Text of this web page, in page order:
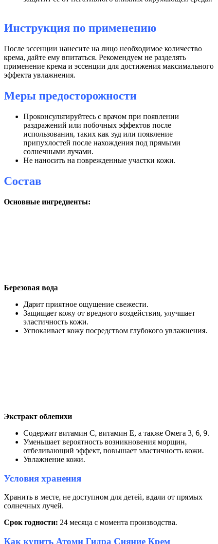
Инструкция по применению
После эссенции нанесите на лицо необходимое количество
крема, дайте ему впитаться. Рекомендуем не разделять
применение крема и эссенции для достижения максимального
эффекта увлажнения.
Меры предосторожности
Проконсультируйтесь с врачом при появлении
раздражений или побочных эффектов после
использования, таких как зуд или появление
припухлостей после нахождения под прямыми
солнечными лучами.
Не наносить на поврежденные участки кожи.
Состав
Основные ингредиенты:
Березовая вода
Дарит приятное ощущение свежести.
Защищает кожу от вредного воздействия, улучшает
эластичность кожи.
Успокаивает кожу посредством глубокого увлажнения.
Экстракт облепихи
Содержит витамин С, витамин Е, а также Омега 3, 6, 9.
Уменьшает вероятность возникновения морщин,
отбеливающий эффект, повышает эластичность кожи.
Увлажнение кожи.
Условия хранения
Хранить в месте, не доступном для детей, вдали от прямых
солнечных лучей.
Срок годности: 24 месяца с момента производства.
Как купить Атоми Гидра Сияние Крем